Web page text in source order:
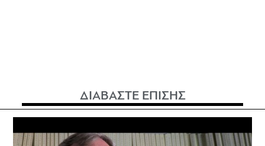
ΔΙΑΒΑΣΤΕ ΕΠΙΣΗΣ